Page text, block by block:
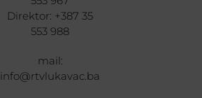
Direktor: +387 35
553 988
mail:
info@rtvlukavac.ba